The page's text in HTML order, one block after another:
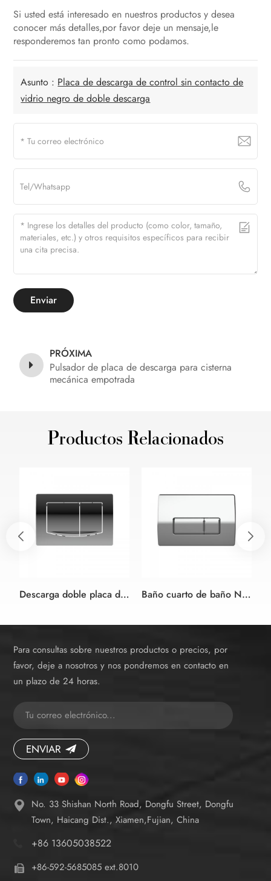
Si usted está interesado en nuestros productos y desea
conocer más detalles,por favor deje un mensaje,le
responderemos tan pronto como podamos.
Asunto : Placa de descarga de control sin contacto de
vidrio negro de doble descarga
Enviar
PRÓXIMA
Pulsador de placa de descarga para cisterna
mecánica empotrada
Productos Relacionados
Descarga doble placa de control para las ocultas cisterna Baño cuarto de baño Neumática Placa de descarga para Cisterna Oculta
Para consultas sobre nuestros productos o precios, por
favor, deje a nosotros y nos pondremos en contacto en
un plazo de 24 horas.
ENVIAR
No. 33 Shishan North Road, Dongfu Street, Dongfu
Town, Haicang Dist., Xiamen,Fujian, China
+86 13605038522
+86-592-5685085 ext.8010